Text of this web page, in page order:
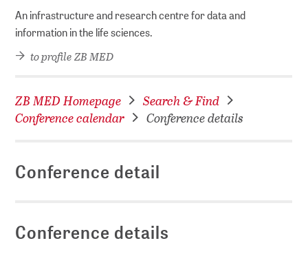
An infrastructure and research centre for data and
information in the life sciences.
to profile ZB MED
ZB MED Homepage
Search & Find
Conference calendar
Conference details
Conference detail
Conference details